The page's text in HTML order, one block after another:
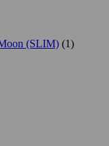
(SLIM) (1)